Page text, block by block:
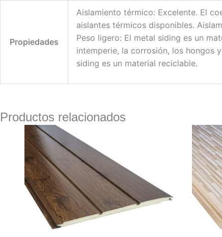
Propiedades
Aislamiento térmico: Excelente. El
aislantes térmicos disponibles.
Peso ligero: El metal siding es un
intemperie, la corrosión, los hongos
siding es un material reciclable.
Productos relacionados